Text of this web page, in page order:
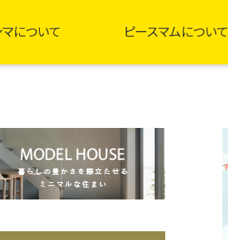
について ピースマムについて